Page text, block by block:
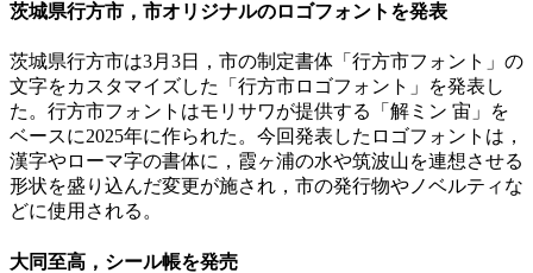
茨城県行方市，市オリジナルのロゴフォントを発表
茨城県行方市は3月3日，市の制定書体「行方市フォント」の
文字をカスタマイズした「行方市ロゴフォント」を発表し
た。行方市フォントはモリサワが提供する「解ミン 宙」を
ベースに2025年に作られた。今回発表したロゴフォントは，
漢字やローマ字の書体に，霞ヶ浦の水や筑波山を連想させる
形状を盛り込んだ変更が施され，市の発行物やノベルティな
どに使用される。
大同至高，シール帳を発売